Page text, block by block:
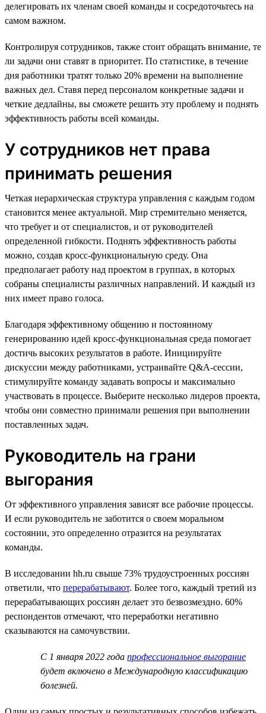
делегировать их членам своей команды и сосредоточьтесь на
самом важном.
Контролируя сотрудников, также стоит обращать внимание, те
ли задачи они ставят в приоритет. По статистике, в течение
дня работники тратят только 20% времени на выполнение
важных дел. Ставя перед персоналом конкретные задачи и
четкие дедлайны, вы сможете решить эту проблему и поднять
эффективность работы всей команды.
У сотрудников нет права
принимать решения
Четкая иерархическая структура управления с каждым годом
становится менее актуальной. Мир стремительно меняется,
что требует и от специалистов, и от руководителей
определенной гибкости. Поднять эффективность работы
можно, создав кросс-функциональную среду. Она
предполагает работу над проектом в группах, в которых
собраны специалисты различных направлений. И каждый из
них имеет право голоса.
Благодаря эффективному общению и постоянному
генерированию идей кросс-функциональная среда помогает
достичь высоких результатов в работе. Инициируйте
дискуссии между работниками, устраивайте Q&A-сессии,
стимулируйте команду задавать вопросы и максимально
участвовать в процессе. Выберите несколько лидеров проекта,
чтобы они совместно принимали решения при выполнении
поставленных задач.
Руководитель на грани
выгорания
От эффективного управления зависят все рабочие процессы.
И если руководитель не заботится о своем моральном
состоянии, это определенно отразится на результатах
команды.
В исследовании hh.ru свыше 73% трудоустроенных россиян
ответили, что перерабатывают. Более того, каждый третий из
перерабатывающих россиян делает это безвозмездно. 60%
респондентов отмечают, что переработки негативно
сказываются на самочувствии.
С 1 января 2022 года профессиональное выгорание
будет включено в Международную классификацию
болезней.